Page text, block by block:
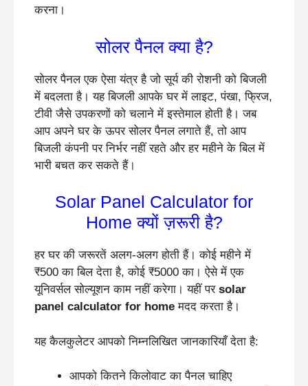
करना।
सोलर पैनल क्या है?
सोलर पैनल एक ऐसा यंत्र है जो सूर्य की रोशनी को बिजली
में बदलता है। यह बिजली आपके घर में लाइट, पंखा, फ्रिज,
टीवी जैसे उपकरणों को चलाने में इस्तेमाल होती है। जब
आप अपने घर के ऊपर सोलर पैनल लगाते हैं, तो आप
बिजली कंपनी पर निर्भर नहीं रहते और हर महीने के बिल में
भारी बचत कर सकते हैं।
Solar Panel Calculator for
Home क्यों ज़रूरी है?
हर घर की जरूरतें अलग-अलग होती हैं। कोई महीने में
₹500 का बिल देता है, कोई ₹5000 का। ऐसे में एक
यूनिवर्सल सोल्यूशन काम नहीं करेगा। यहीं पर solar
panel calculator for home मदद करता है।
यह कैलकुलेटर आपको निम्नलिखित जानकारियाँ देता है:
आपको कितने किलोवाट का पैनल चाहिए